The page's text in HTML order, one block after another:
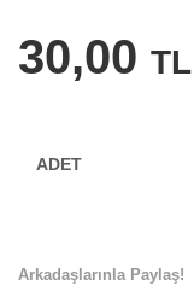
30,00 TL
Arkadaşlarınla Paylaş!